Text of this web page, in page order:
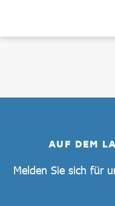
AUF DEM
Melden Sie sich für